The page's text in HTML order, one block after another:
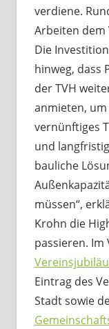
verdiene.
Arbeiten dem
Die
hinweg, dass
der TVH
anmieten,
vernünftiges
und
bauliche
müssen“,
Krohn die
passieren.
Eintrag des
Stadt sowie